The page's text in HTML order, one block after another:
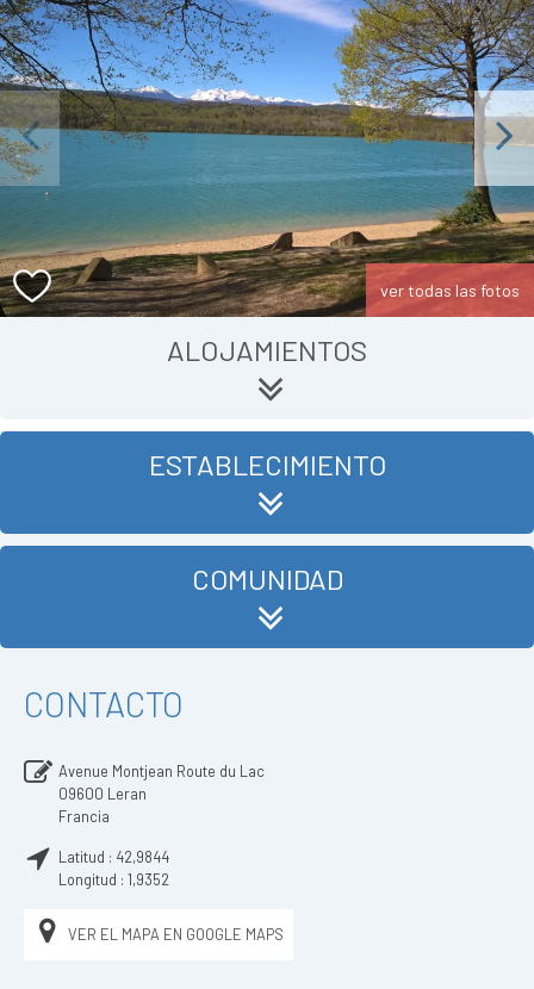
Next
ver todas las fotos
ALOJAMIENTOS
ESTABLECIMIENTO
COMUNIDAD
CONTACTO
Avenue Montjean Route du Lac
09600 Leran
Francia
Latitud : 42,9844
Longitud : 1,9352
VER EL MAPA EN GOOGLE MAPS